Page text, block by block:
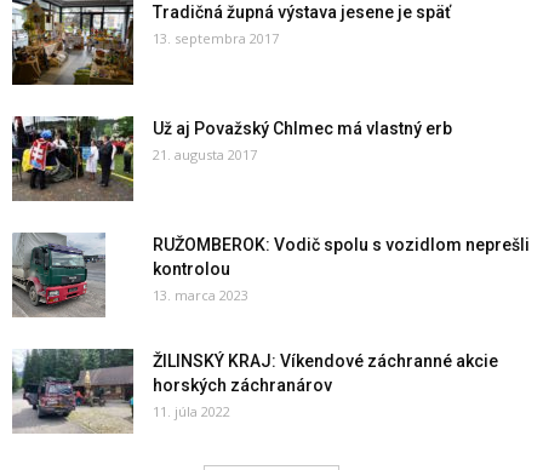
Tradičná župná výstava jesene je späť
13. septembra 2017
Už aj Považský Chlmec má vlastný erb
21. augusta 2017
RUŽOMBEROK: Vodič spolu s vozidlom neprešli
kontrolou
13. marca 2023
ŽILINSKÝ KRAJ: Víkendové záchranné akcie
horských záchranárov
11. júla 2022